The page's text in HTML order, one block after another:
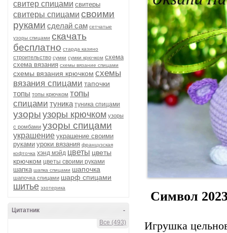
свитер спицами свитеры
свитеры спицами своими
руками сделай сам сетчатые
узоры спицами скачать
бесплатно старда казино
строительство сумки сумки крючком схема
схема вязания схемы вязание спицами
схемы вязания крючком схемы
вязания спицами тапочки
топы топы крючком топы
спицами туника туника спицами
узоры узоры крючком узоры
с ромбами узоры спицами
украшение украшение своими
руками уроки вязания французская
кофточка хэнд мэйд цветы цветы
крючком цветы своими руками
шапка шапка спицами шапочка
шапочка спицами шарф спицами
шитье эзотерика
-
Цитатник
Все (493)
Символ
Игрушка